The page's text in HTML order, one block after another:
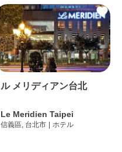
ル メリディアン台北
Le Meridien Taipei
信義區, 台北市 | ホテル